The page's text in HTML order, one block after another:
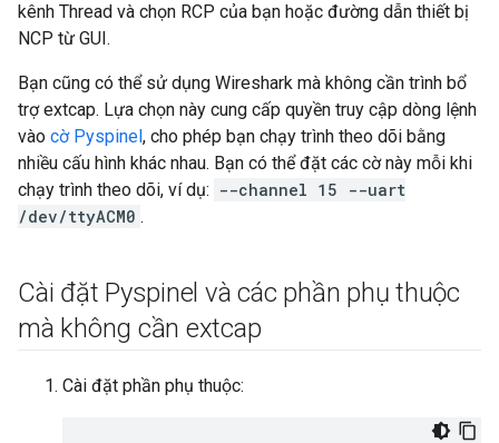
kênh Thread và chọn RCP của bạn hoặc đường dẫn thiết bị
NCP từ GUI.
Bạn cũng có thể sử dụng Wireshark mà không cần trình bổ
trợ extcap. Lựa chọn này cung cấp quyền truy cập dòng lệnh
vào cờ Pyspinel, cho phép bạn chạy trình theo dõi bằng
nhiều cấu hình khác nhau. Bạn có thể đặt các cờ này mỗi khi
chạy trình theo dõi, ví dụ: --channel 15 --uart
/dev/ttyACM0 .
Cài đặt Pyspinel và các phần phụ thuộc
mà không cần extcap
Cài đặt phần phụ thuộc: